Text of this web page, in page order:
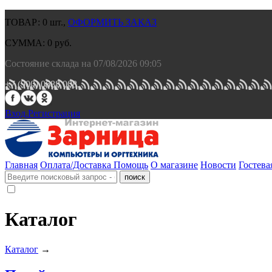
ТОВАР: 0 шт., ОФОРМИТЬ ЗАКАЗ
СУММА: 0 руб.
Состояние склада на 07/08/2026 09:05
+7 (900) 0688 008.
Вход.Регистрация
Главная Оплата/Доставка Помощь О магазине Новости
Каталог
Каталог →